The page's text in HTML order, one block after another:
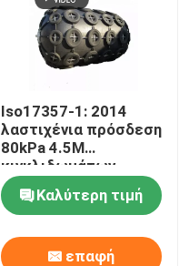
Iso17357-1: 2014
λαστιχένια πρόσδεση
80kPa 4.5M
κιγκλιδωμάτων
Yokohama
Καλύτερη τιμή
επαφή